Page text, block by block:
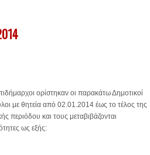
ορίστηκαν οι παρακάτω Δημοτικοί
με θητεία από 02.01.2014 έως το τέλος της
περιόδου και τους μεταβιβάζονται
ως εξής: